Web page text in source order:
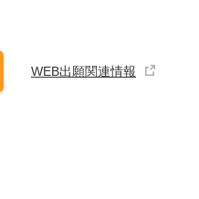
WEB出願関連情報